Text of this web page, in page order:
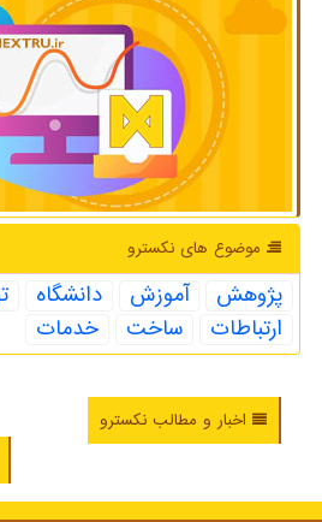
موضوع های نكسترو
پژوهش آموزش دانشگاه
ارتباطات
ساخت خدمات
اخبار و مطالب نکسترو